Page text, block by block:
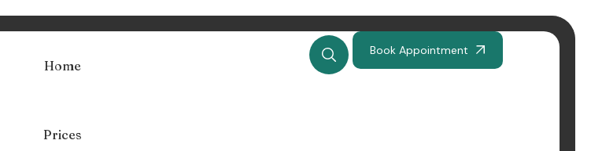
Home
Prices
Book Appointment